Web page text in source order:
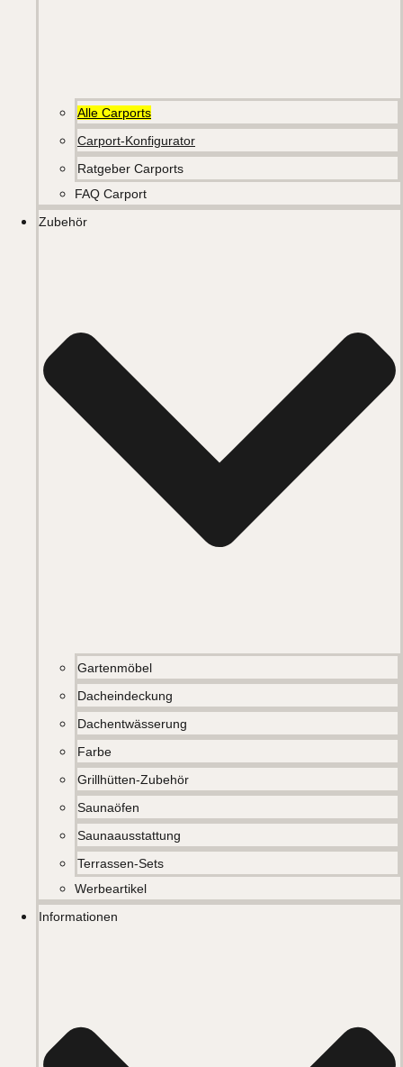
Alle Carports
Carport-Konfigurator
Ratgeber Carports
FAQ Carport
Zubehör
Gartenmöbel
Dacheindeckung
Dachentwässerung
Farbe
Grillhütten-Zubehör
Saunaöfen
Saunaausstattung
Terrassen-Sets
Werbeartikel
Informationen